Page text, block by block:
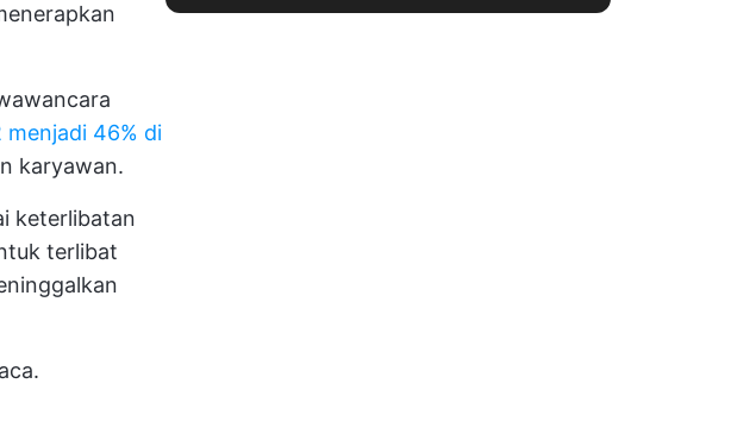
46% di
karyawan.
keterlibatan
terlibat